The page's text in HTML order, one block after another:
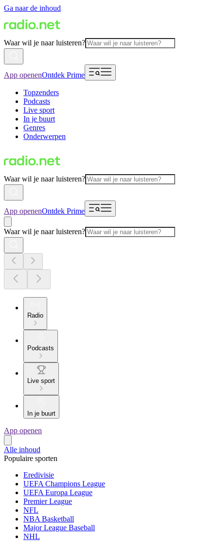
Ga naar de inhoud
Waar wil je naar luisteren?
App openenOntdek Prime
Topzenders
Podcasts
Live sport
In je buurt
Genres
Onderwerpen
Waar wil je naar luisteren?
App openenOntdek Prime
Waar wil je naar luisteren?
Radio
Podcasts
Live sport
In je buurt
App openen
Alle inhoud
Populaire sporten
Eredivisie
UEFA Champions League
UEFA Europa League
Premier League
NFL
NBA Basketball
Major League Baseball
NHL